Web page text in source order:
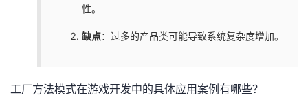
性。
缺点：过多的产品类可能导致系统复杂度增加。
工厂方法模式在游戏开发中的具体应用案例有哪些？